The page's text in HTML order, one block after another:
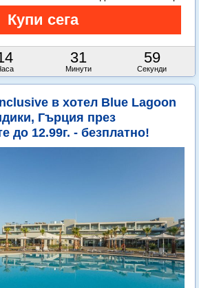
31
Минути
58
Секунди
в хотел Blue Lagoon
Гърция през
до 12.99г. - безплатно!